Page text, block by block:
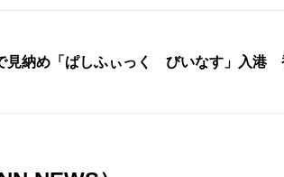
見納め「ぱしふぃっく びいなす」入港